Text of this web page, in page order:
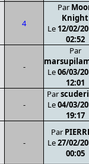
4
Par
Knight
Le 12/02/
02:52
-
Par
Le06/03/
12:01
-
Par
Le04/03/
19:17
-
Par
Le27/02/
00:05